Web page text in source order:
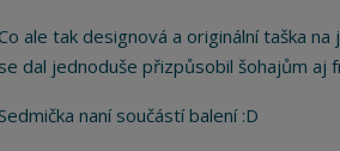
Co ale tak designová a originální taška
se dal jednoduše přizpůsobil šohajům aj
Sedmička naní součástí balení :D